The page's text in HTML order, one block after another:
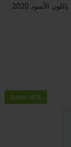
إطار من تآكل الألمنيوم من ماشيفيت باللون الأسود 2020 V-فتحة لآلة
Save 14%